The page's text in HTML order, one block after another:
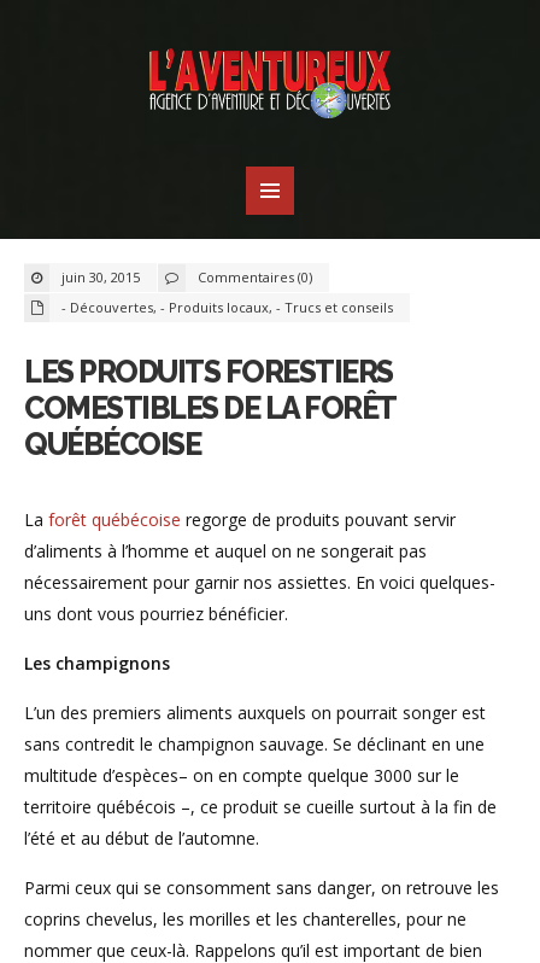
juin 30, 2015
Commentaires (0)
- Découvertes, - Produits locaux, - Trucs et conseils
LES PRODUITS FORESTIERS
COMESTIBLES DE LA FORÊT
QUÉBÉCOISE
La forêt québécoise regorge de produits pouvant servir
d’aliments à l’homme et auquel on ne songerait pas
nécessairement pour garnir nos assiettes. En voici quelques-
uns dont vous pourriez bénéficier.
Les champignons
L’un des premiers aliments auxquels on pourrait songer est
sans contredit le champignon sauvage. Se déclinant en une
multitude d’espèces– on en compte quelque 3000 sur le
territoire québécois –, ce produit se cueille surtout à la fin de
l’été et au début de l’automne.
Parmi ceux qui se consomment sans danger, on retrouve les
coprins chevelus, les morilles et les chanterelles, pour ne
nommer que ceux-là. Rappelons qu’il est important de bien